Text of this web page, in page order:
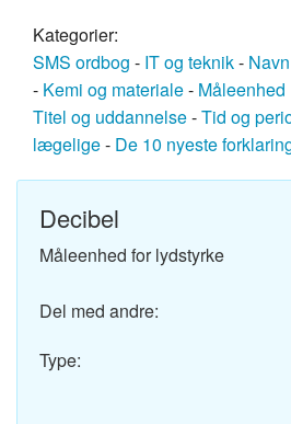
Kategorier:
SMS ordbog - IT og teknik-
- Kemi og materiale- Måleenhed
Titel og uddannelse-Tid og
lægelige- De 10 nyeste
Decibel
Måleenhed for lydstyrke
Del med andre:
Type: